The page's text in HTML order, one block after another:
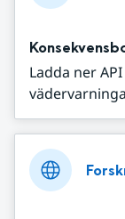
Ladda ner